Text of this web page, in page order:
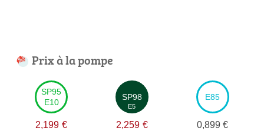
Prix à la pompe
SP95
E10
2,199 €
SP98
E5
2,259 €
E85
0,899 €